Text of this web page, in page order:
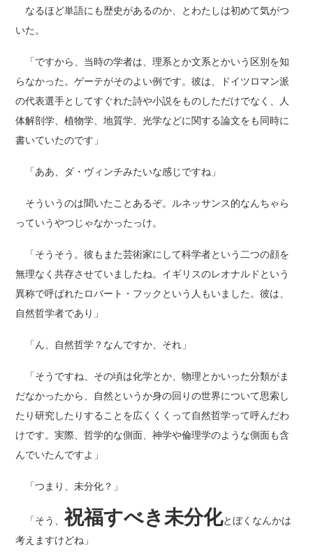
なるほど単語にも歴史があるのか、とわたしは初めて気がつ
いた。
「ですから、当時の学者は、理系とか文系とかいう区別を知
らなかった。ゲーテがそのよい例です。彼は、ドイツロマン派
の代表選手としてすぐれた詩や小説をものしただけでなく、人
体解剖学、植物学、地質学、光学などに関する論文をも同時に
書いていたのです」
「ああ、ダ・ヴィンチみたいな感じですね」
そういうのは聞いたことあるぞ。ルネッサンス的なんちゃら
っていうやつじゃなかったっけ。
「そうそう。彼もまた芸術家にして科学者という二つの顔を
無理なく共存させていましたね。イギリスのレオナルドという
異称で呼ばれたロバート・フックという人もいました。彼は、
自然哲学者であり」
「ん、自然哲学？なんですか、それ」
「そうですね、その頃は化学とか、物理とかいった分類がま
だなかったから、自然というか身の回りの世界について思索し
たり研究したりすることを広くくくって自然哲学って呼んだわ
けです。実際、哲学的な側面、神学や倫理学のような側面も含
んでいたんですよ」
「つまり、未分化？」
「そう、祝福すべき未分化とぼくなんかは
考えますけどね」